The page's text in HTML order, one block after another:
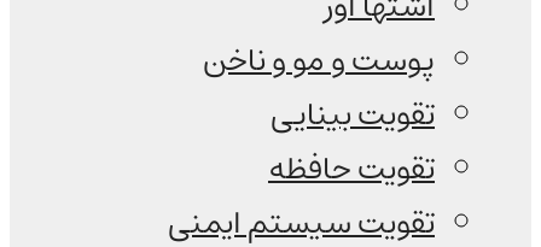
پوست و مو و ناخن
تقویت بینایی
تقویت حافظه
تقویت سیستم ایمنی